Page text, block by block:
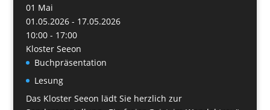
01 Mai
01.05.2026 - 17.05.2026
10:00 - 17:00
Kloster Seeon
Buchpräsentation
Lesung
Das Kloster Seeon lädt Sie herzlich zur